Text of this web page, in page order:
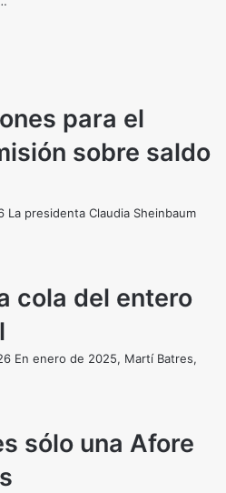
para el
sobre saldo
La presidenta Claudia Sheinbaum
cola del entero
En enero de 2025, Martí Batres,
sólo una Afore